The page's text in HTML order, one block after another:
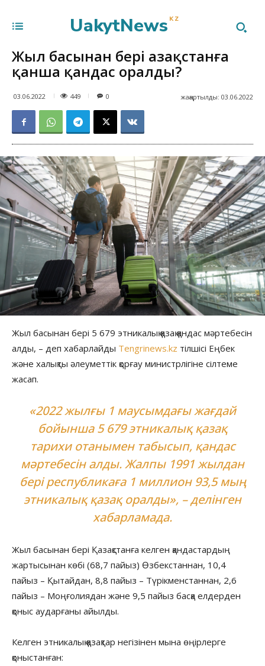
UakytNews KZ
Жыл басынан бері Қазақстанға
қанша қандас оралды?
03.06.2022 449 жаңартылды: 03.06.2022
0
Жыл басынан бері 5 679 этникалық қазақ қандас мәртебесін
алды, – деп хабарлайды Tengrinews.kz тілшісі Еңбек
және халықты әлеуметтік қорғау министрлігіне сілтеме
жасап.
«2022 жылғы 1 маусымдағы жағдай
бойынша 5 679 этникалық қазақ
тарихи отанымен табысып, қандас
мәртебесін алды. Жалпы 1991 жылдан
бері республикаға 1 миллион 93,5 мың
этникалық қазақ оралды», – делінген
хабарламада.
Жыл басынан бері Қазақстанға келген қандастардың
жартысынан көбі (68,7 пайыз) Өзбекстаннан, 10,4
пайыз – Қытайдан, 8,8 пайыз – Түрікменстаннан, 2,6
пайыз – Моңғолиядан және 9,5 пайыз басқа елдерден
қоныс аударғаны айылды.
Келген этникалық қазақтар негізінен мына өңірлерге
қоныстанған: